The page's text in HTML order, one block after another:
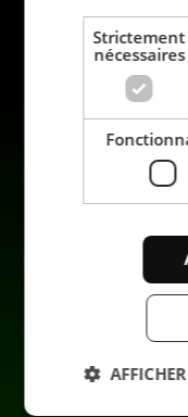
Applications
Strictement
nécessaires